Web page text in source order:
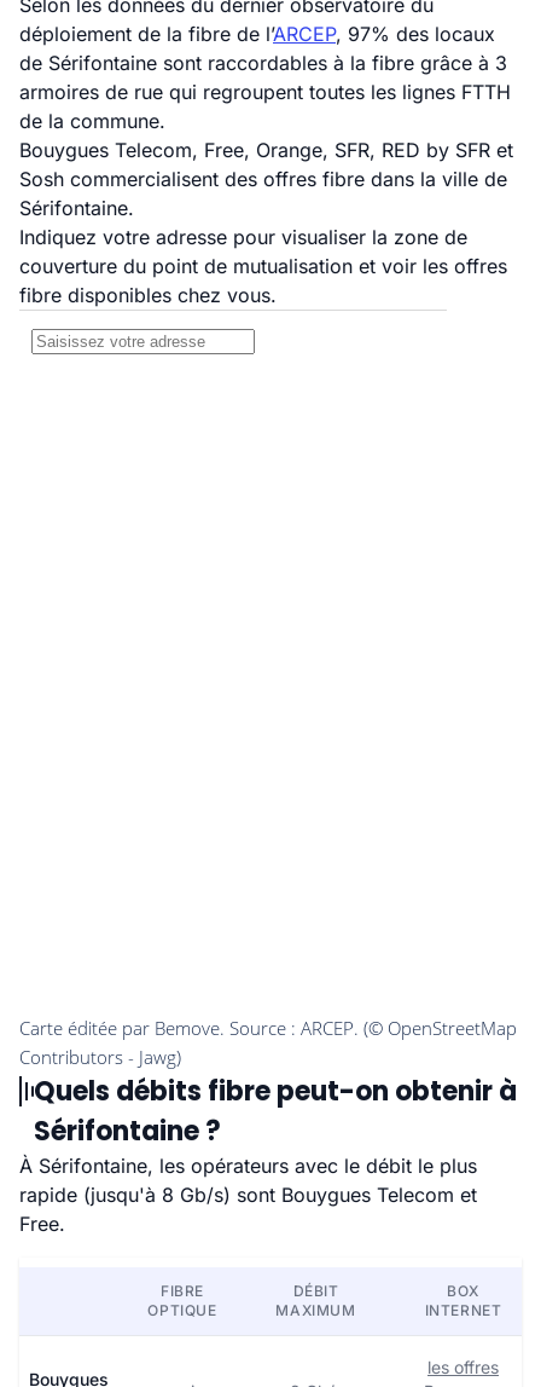
Selon les données du dernier observatoire du
déploiement de la fibre de l’ARCEP, 97% des locaux
de Sérifontaine sont raccordables à la fibre grâce à 3
armoires de rue qui regroupent toutes les lignes FTTH
de la commune.
Bouygues Telecom, Free, Orange, SFR, RED by SFR et
Sosh commercialisent des offres fibre dans la ville de
Sérifontaine.
Indiquez votre adresse pour visualiser la zone de
couverture du point de mutualisation et voir les offres
fibre disponibles chez vous.
Quels débits fibre peut-on obtenir à
Sérifontaine ?
À Sérifontaine, les opérateurs avec le débit le plus
rapide (jusqu'à 8 Gb/s) sont Bouygues Telecom et
Free.
FIBRE
OPTIQUE
DÉBIT
MAXIMUM
BOX
INTERNET
Bouygues
les offres